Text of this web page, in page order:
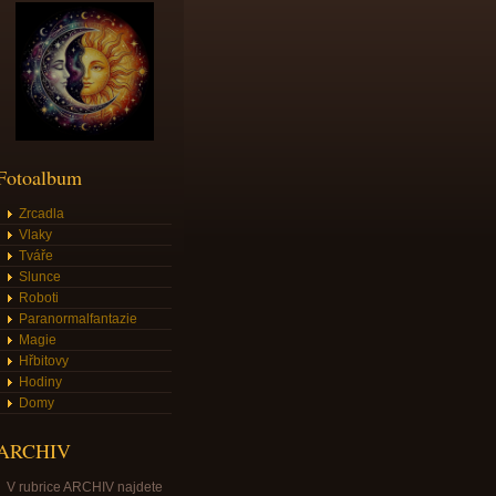
Zrcadla
Vlaky
Tváře
Slunce
Roboti
Paranormalfantazie
Magie
Hřbitovy
Hodiny
Domy
V rubrice ARCHIV najdete